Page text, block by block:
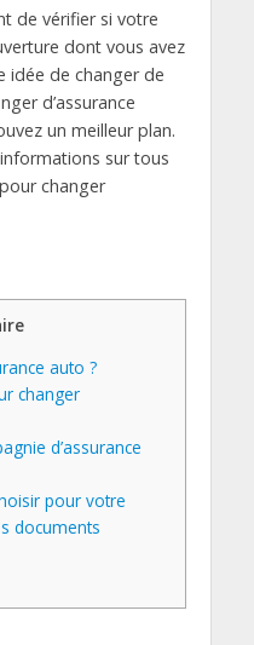
de vérifier si votre
dont vous avez
idée de changer de
d’assurance
un meilleur plan.
sur tous
changer
auto ?
changer
d’assurance
pour votre
documents